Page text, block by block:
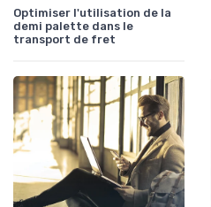
Optimiser l'utilisation de la
demi palette dans le
transport de fret